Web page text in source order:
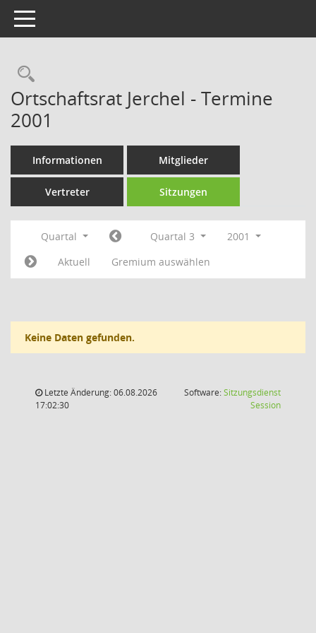
Toggle navigation
Rechercheauswahl
Ortschaftsrat Jerchel - Termine
2001
Informationen Mitglieder
Vertreter Sitzungen
Quartal Quartal 3
2001
Aktuell
Gremium auswählen
Keine Daten gefunden.
Letzte Änderung: 06.08.2026
17:02:30
Software:Sitzungsdienst
Session(Wird in